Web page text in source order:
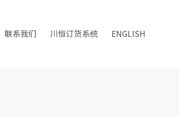
联系我们 川恒订货系统 ENGLISH